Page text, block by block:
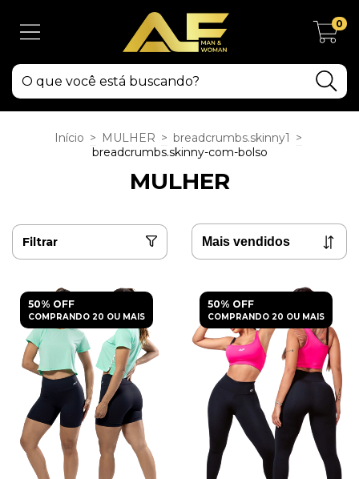
0
Início > MULHER > breadcrumbs.skinny1 >
breadcrumbs.skinny-com-bolso
MULHER
Filtrar
50% OFF
COMPRANDO 20 OU MAIS
50% OFF
COMPRANDO 20 OU MAIS